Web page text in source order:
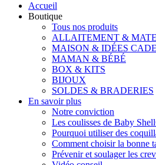
Accueil
Boutique
Tous nos produits
ALLAITEMENT &
MAISON & IDÉES
MAMAN & BÉBÉ
BOX & KITS
BIJOUX
SOLDES & BRADERIES
En savoir plus
Notre conviction
Les coulisses de Baby
Pourquoi utiliser des
Comment choisir la bonne
Prévenir et soulager les